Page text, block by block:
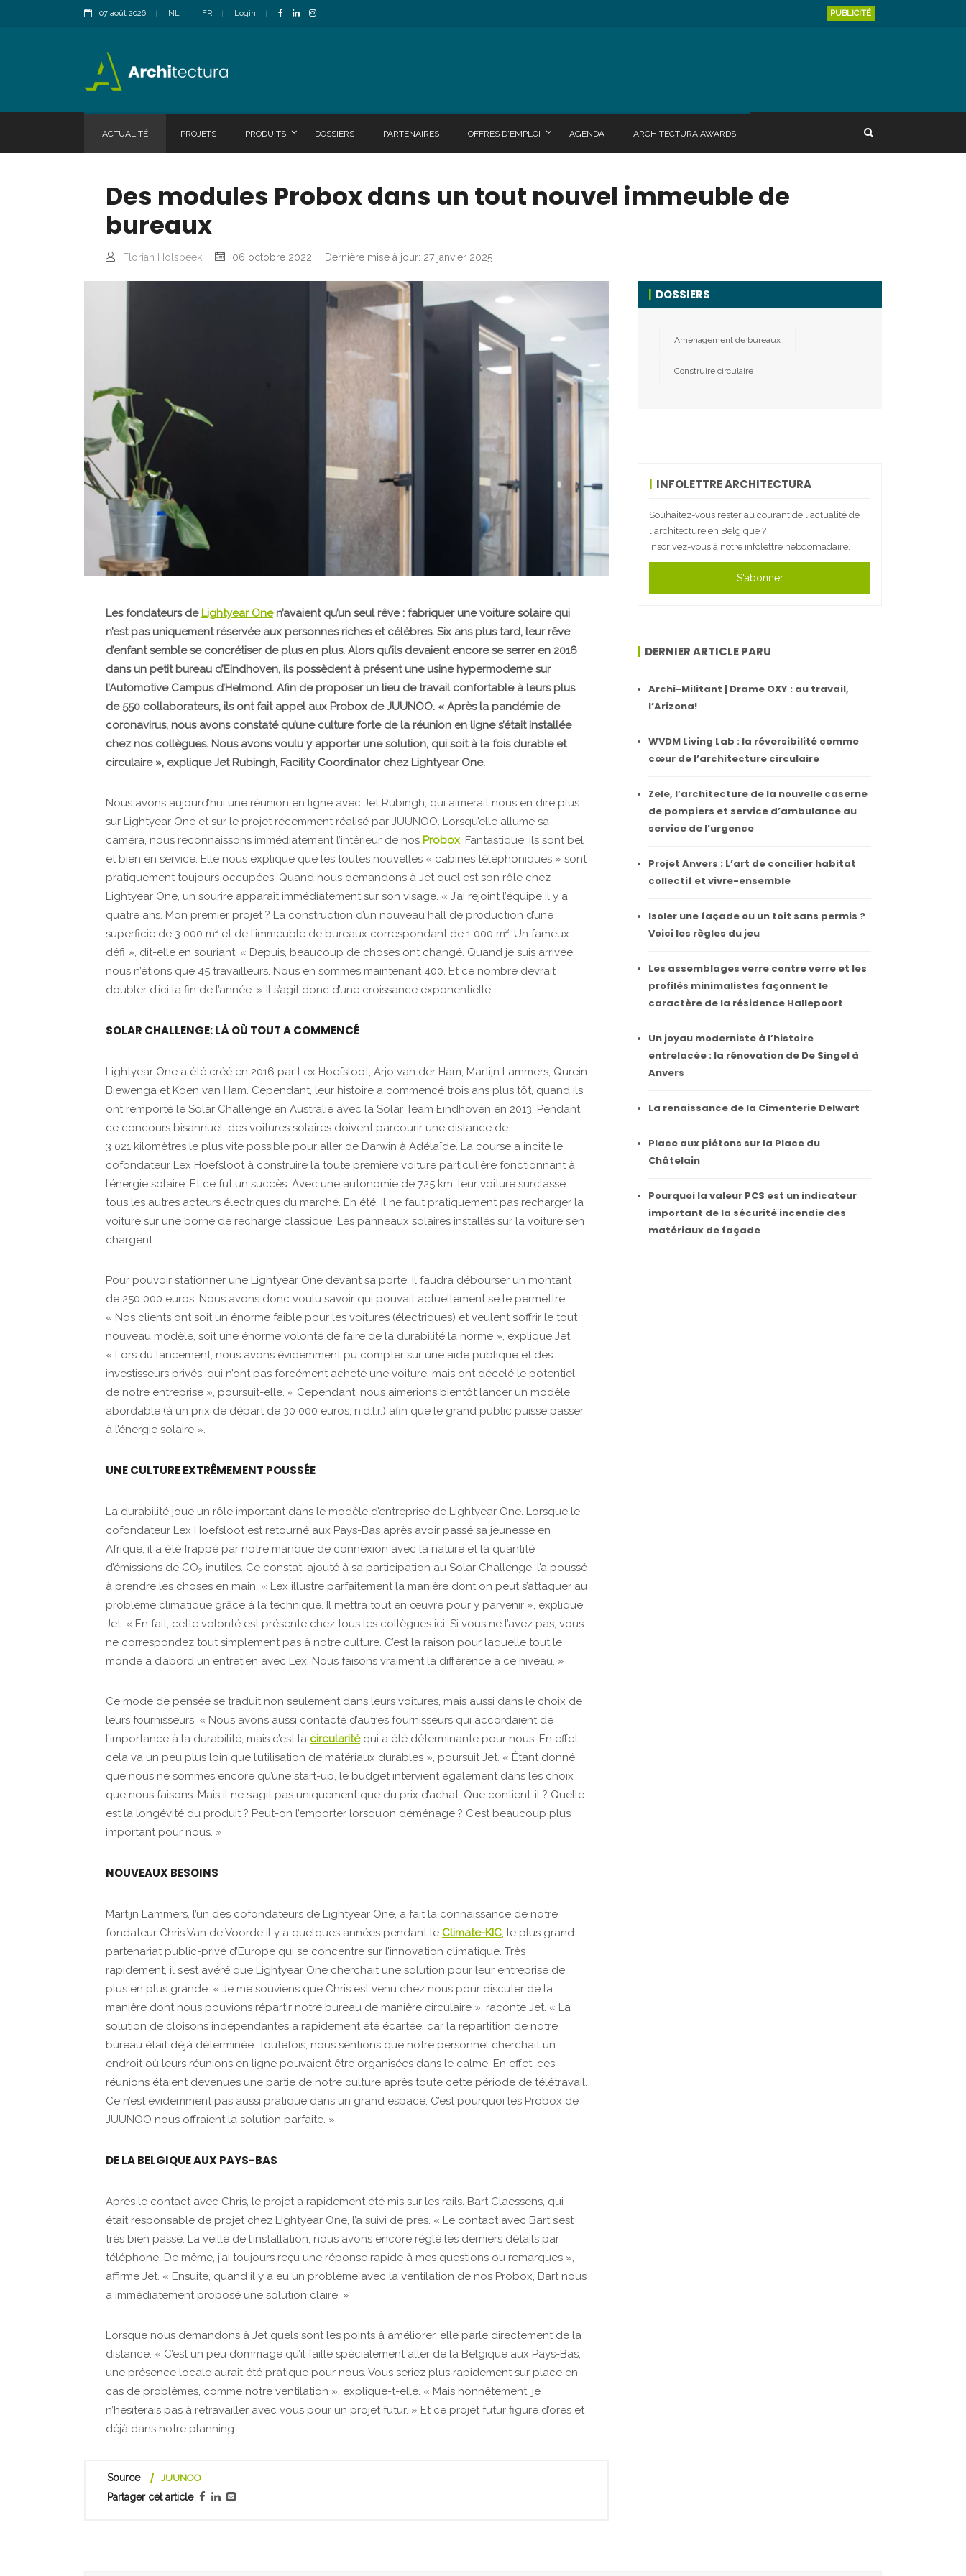
07 août 2026 NL FR Login PUBLICITÉ
ACTUALITÉ PROJETS PRODUITS DOSSIERS PARTENAIRES OFFRES D'EMPLOI AGENDA ARCHITECTURA AWARDS
Des modules Probox dans un tout nouvel immeuble de
bureaux
Florian Holsbeek 06 octobre 2022 Dernière mise à jour: 27 janvier 2025
Les fondateurs de Lightyear Onen’avaient qu’un seul rêve : fabriquer une voiture solaire qui
n’est pas uniquement réservée aux personnes riches et célèbres. Six ans plus tard, leur rêve
d’enfant semble se concrétiser de plus en plus. Alors qu’ils devaient encore se serrer en 2016
dans un petit bureau d’Eindhoven, ils possèdent à présent une usine hypermoderne sur
l’Automotive Campus d’Helmond. Afin de proposer un lieu de travail confortable à leurs plus
de 550 collaborateurs, ils ont fait appel aux Probox de JUUNOO. « Après la pandémie de
coronavirus, nous avons constaté qu’une culture forte de la réunion en ligne s’était installée
chez nos collègues. Nous avons voulu y apporter une solution, qui soit à la fois durable et
circulaire », explique Jet Rubingh, Facility Coordinator chez Lightyear One.
Nous avons aujourd’hui une réunion en ligne avec Jet Rubingh, qui aimerait nous en dire plus
sur Lightyear One et sur le projet récemment réalisé par JUUNOO. Lorsqu’elle allume sa
caméra, nous reconnaissons immédiatement l’intérieur de nos Probox. Fantastique, ils sont bel
et bien en service. Elle nous explique que les toutes nouvelles « cabines téléphoniques » sont
pratiquement toujours occupées. Quand nous demandons à Jet quel est son rôle chez
Lightyear One, un sourire apparaît immédiatement sur son visage. « J’ai rejoint l’équipe il y a
quatre ans. Mon premier projet ? La construction d’un nouveau hall de production d’une
superficie de 3 000 m² et de l’immeuble de bureaux correspondant de 1 000 m². Un fameux
défi », dit-elle en souriant. « Depuis, beaucoup de choses ont changé. Quand je suis arrivée,
nous n’étions que 45 travailleurs. Nous en sommes maintenant 400. Et ce nombre devrait
doubler d’ici la fin de l’année. » Il s’agit donc d’une croissance exponentielle.
SOLAR CHALLENGE: LÀ OÙ TOUT A COMMENCÉ
Lightyear One a été créé en 2016 par Lex Hoefsloot, Arjo van der Ham, Martijn Lammers, Qurein
Biewenga et Koen van Ham. Cependant, leur histoire a commencé trois ans plus tôt, quand ils
ont remporté le Solar Challenge en Australie avec la Solar Team Eindhoven en 2013. Pendant
ce concours bisannuel, des voitures solaires doivent parcourir une distance de
3 021 kilomètres le plus vite possible pour aller de Darwin à Adélaïde. La course a incité le
cofondateur Lex Hoefsloot à construire la toute première voiture particulière fonctionnant à
l’énergie solaire. Et ce fut un succès. Avec une autonomie de 725 km, leur voiture surclasse
tous les autres acteurs électriques du marché. En été, il ne faut pratiquement pas recharger la
voiture sur une borne de recharge classique. Les panneaux solaires installés sur la voiture s’en
chargent.
Pour pouvoir stationner une Lightyear One devant sa porte, il faudra débourser un montant
de 250 000 euros. Nous avons donc voulu savoir qui pouvait actuellement se le permettre.
« Nos clients ont soit un énorme faible pour les voitures (électriques) et veulent s’offrir le tout
nouveau modèle, soit une énorme volonté de faire de la durabilité la norme », explique Jet.
« Lors du lancement, nous avons évidemment pu compter sur une aide publique et des
investisseurs privés, qui n’ont pas forcément acheté une voiture, mais ont décelé le potentiel
de notre entreprise », poursuit-elle. « Cependant, nous aimerions bientôt lancer un modèle
abordable (à un prix de départ de 30 000 euros, n.d.l.r.) afin que le grand public puisse passer
à l’énergie solaire ».
UNE CULTURE EXTRÊMEMENT POUSSÉE
La durabilité joue un rôle important dans le modèle d’entreprise de Lightyear One. Lorsque le
cofondateur Lex Hoefsloot est retourné aux Pays-Bas après avoir passé sa jeunesse en
Afrique, il a été frappé par notre manque de connexion avec la nature et la quantité
d’émissions de CO2 inutiles. Ce constat, ajouté à sa participation au Solar Challenge, l’a poussé
à prendre les choses en main. « Lex illustre parfaitement la manière dont on peut s’attaquer au
problème climatique grâce à la technique. Il mettra tout en œuvre pour y parvenir », explique
Jet. « En fait, cette volonté est présente chez tous les collègues ici. Si vous ne l’avez pas, vous
ne correspondez tout simplement pas à notre culture. C’est la raison pour laquelle tout le
monde a d’abord un entretien avec Lex. Nous faisons vraiment la différence à ce niveau. »
Ce mode de pensée se traduit non seulement dans leurs voitures, mais aussi dans le choix de
leurs fournisseurs. « Nous avons aussi contacté d’autres fournisseurs qui accordaient de
l’importance à la durabilité, mais c’est la circularité qui a été déterminante pour nous. En effet,
cela va un peu plus loin que l’utilisation de matériaux durables », poursuit Jet. « Étant donné
que nous ne sommes encore qu’une start-up, le budget intervient également dans les choix
que nous faisons. Mais il ne s’agit pas uniquement que du prix d’achat. Que contient-il ? Quelle
est la longévité du produit ? Peut-on l’emporter lorsqu’on déménage ? C’est beaucoup plus
important pour nous. »
NOUVEAUX BESOINS
Martijn Lammers, l’un des cofondateurs de Lightyear One, a fait la connaissance de notre
fondateur Chris Van de Voorde il y a quelques années pendant le Climate-KIC, le plus grand
partenariat public-privé d’Europe qui se concentre sur l’innovation climatique. Très
rapidement, il s’est avéré que Lightyear One cherchait une solution pour leur entreprise de
plus en plus grande. « Je me souviens que Chris est venu chez nous pour discuter de la
manière dont nous pouvions répartir notre bureau de manière circulaire », raconte Jet. « La
solution de cloisons indépendantes a rapidement été écartée, car la répartition de notre
bureau était déjà déterminée. Toutefois, nous sentions que notre personnel cherchait un
endroit où leurs réunions en ligne pouvaient être organisées dans le calme. En effet, ces
réunions étaient devenues une partie de notre culture après toute cette période de télétravail.
Ce n’est évidemment pas aussi pratique dans un grand espace. C’est pourquoi les Probox de
JUUNOO nous offraient la solution parfaite. »
DE LA BELGIQUE AUX PAYS-BAS
Après le contact avec Chris, le projet a rapidement été mis sur les rails. Bart Claessens, qui
était responsable de projet chez Lightyear One, l’a suivi de près. « Le contact avec Bart s’est
très bien passé. La veille de l’installation, nous avons encore réglé les derniers détails par
téléphone. De même, j’ai toujours reçu une réponse rapide à mes questions ou remarques »,
affirme Jet. « Ensuite, quand il y a eu un problème avec la ventilation de nos Probox, Bart nous
a immédiatement proposé une solution claire. »
Lorsque nous demandons à Jet quels sont les points à améliorer, elle parle directement de la
distance. « C’est un peu dommage qu’il faille spécialement aller de la Belgique aux Pays-Bas,
une présence locale aurait été pratique pour nous. Vous seriez plus rapidement sur place en
cas de problèmes, comme notre ventilation », explique-t-elle. « Mais honnêtement, je
n’hésiterais pas à retravailler avec vous pour un projet futur. » Et ce projet futur figure d’ores et
déjà dans notre planning.
Source JUUNOO
Partager cet article
DOSSIERS
Aménagement de bureaux
Construire circulaire
INFOLETTRE ARCHITECTURA
Souhaitez-vous rester au courant de l'actualité de
l'architecture en Belgique ?
Inscrivez-vous à notre infolettre hebdomadaire.
S'abonner
DERNIER ARTICLE PARU
Archi-Militant | Drame OXY : au travail,
l’Arizona!
WVDM Living Lab : la réversibilité comme
cœur de l’architecture circulaire
Zele, l’architecture de la nouvelle caserne
de pompiers et service d’ambulance au
service de l’urgence
Projet Anvers : L’art de concilier habitat
collectif et vivre-ensemble
Isoler une façade ou un toit sans permis ?
Voici les règles du jeu
Les assemblages verre contre verre et les
profilés minimalistes façonnent le
caractère de la résidence Hallepoort
Un joyau moderniste à l’histoire
entrelacée : la rénovation de De Singel à
Anvers
La renaissance de la Cimenterie Delwart
Place aux piétons sur la Place du
Châtelain
Pourquoi la valeur PCS est un indicateur
important de la sécurité incendie des
matériaux de façade